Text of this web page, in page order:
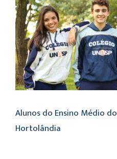
Alunos do Ensino Médio
Hortolândia